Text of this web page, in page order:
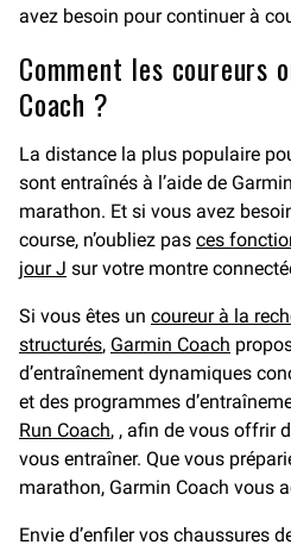
avez besoin pour continuer à
Comment les coureurs
Coach ?
La distance la plus populaire
sont entraînés à l’aide de
marathon. Et si vous avez
course, n’oubliez pas ces
jour J sur votre montre
Si vous êtes un coureur à la
structurés, Garmin Coach
d’entraînement dynamiques
et des programmes
Run Coach, , afin de vous offrir
vous entraîner. Que vous
marathon, Garmin Coach vous
Envie d’enfiler vos chaussures